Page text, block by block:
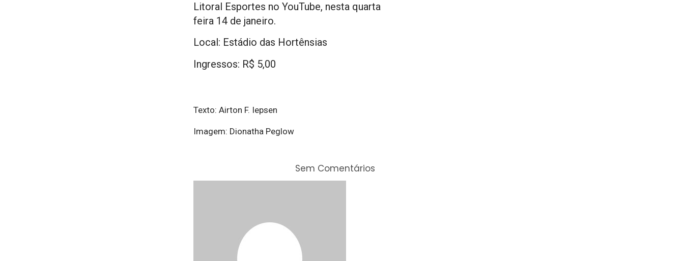
Litoral Esportes no YouTube, nesta quarta
feira 14 de janeiro.
Local: Estádio das Hortênsias
Ingressos: R$ 5,00
Texto: Airton F. Iepsen
Imagem: Dionatha Peglow
Sem Comentários